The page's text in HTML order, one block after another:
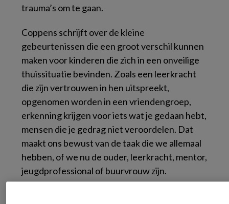
trauma’s om te gaan.
Coppens schrijft over de kleine
gebeurtenissen die een groot verschil kunnen
maken voor kinderen die zich in een onveilige
thuissituatie bevinden. Zoals een leerkracht
die zijn vertrouwen in hen uitspreekt,
opgenomen worden in een vriendengroep,
erkenning krijgen voor iets wat je gedaan hebt,
mensen die je gedrag niet veroordelen. Dat
maakt ons bewust van de taak die we allemaal
hebben, of we nu de ouder, leerkracht, mentor,
jeugdprofessional of buurvrouw zijn.